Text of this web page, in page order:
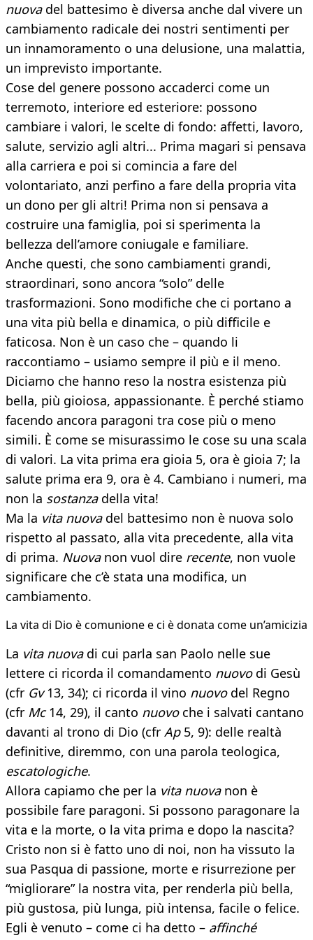
nuovadel battesimo è diversa anche dal vivere un
cambiamento radicale dei nostri sentimenti per
un innamoramento o una delusione, una malattia,
un imprevisto importante.
Cose del genere possono accaderci come un
terremoto, interiore ed esteriore: possono
cambiare i valori, le scelte di fondo: affetti, lavoro,
salute, servizio agli altri... Prima magari si pensava
alla carriera e poi si comincia a fare del
volontariato, anzi perfino a fare della propria vita
un dono per gli altri! Prima non si pensava a
costruire una famiglia, poi si sperimenta la
bellezza dell’amore coniugale e familiare.
Anche questi, che sono cambiamenti grandi,
straordinari, sono ancora “solo” delle
trasformazioni. Sono modifiche che ci portano a
una vita più bella e dinamica, o più difficile e
faticosa. Non è un caso che – quando li
raccontiamo – usiamo sempre il più e il meno.
Diciamo che hanno reso la nostra esistenza più
bella, più gioiosa, appassionante. È perché stiamo
facendo ancora paragoni tra cose più o meno
simili. È come se misurassimo le cose su una scala
di valori. La vita prima era gioia 5, ora è gioia 7; la
salute prima era 9, ora è 4. Cambiano i numeri, ma
non la sostanzadella vita!
Ma la vita nuovadel battesimo non è nuova solo
rispetto al passato, alla vita precedente, alla vita
di prima. Nuovanon vuol dire recente, non vuole
significare che c’è stata una modifica, un
cambiamento.
La vita di Dio è comunione e ci è donata come un’amicizia
La vita nuovadi cui parla san Paolo nelle sue
lettere ci ricorda il comandamento nuovodi Gesù
(cfr Gv13, 34); ci ricorda il vino nuovodel Regno
(cfr Mc14, 29), il canto nuovoche i salvati cantano
davanti al trono di Dio (cfr Ap5, 9): delle realtà
definitive, diremmo, con una parola teologica,
escatologiche.
Allora capiamo che per la vita nuovanon è
possibile fare paragoni. Si possono paragonare la
vita e la morte, o la vita prima e dopo la nascita?
Cristo non si è fatto uno di noi, non ha vissuto la
sua Pasqua di passione, morte e risurrezione per
“migliorare” la nostra vita, per renderla più bella,
più gustosa, più lunga, più intensa, facile o felice.
Egli è venuto – come ci ha detto – affinché